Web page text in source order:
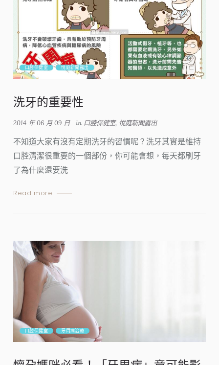
口腔保健室 悅庭新聞露出
洗牙的重要性
2014 年 06 月 09 日 in 口腔保健室, 悅庭新聞露出
不知道大家有沒有定期洗牙的習慣呢？洗牙其實是維持
口腔清潔很重要的一個部份，你可能會想，每天都刷牙
了為什麼還要洗
Read more
口腔保健室 牙周病治療